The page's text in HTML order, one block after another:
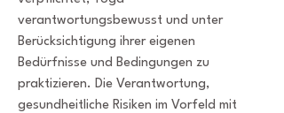
verantwortungsbewusst und unter
Berücksichtigung ihrer eigenen
Bedürfnisse und Bedingungen zu
praktizieren. Die Verantwortung,
gesundheitliche Risiken im Vorfeld mit